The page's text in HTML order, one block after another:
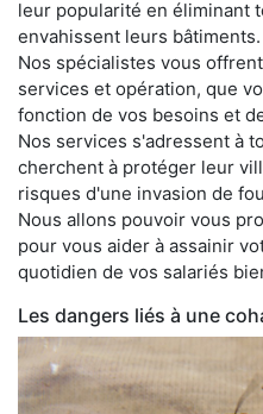
leur popularité en éliminant
envahissent leurs bâtiments.
Nos spécialistes vous
services et opération, que
fonction de vos besoins et
Nos services s'adressent à
cherchent à protéger leur
risques d'une invasion de
Nous allons pouvoir vous
pour vous aider à assainir
quotidien de vos salariés
Les dangers liés à une